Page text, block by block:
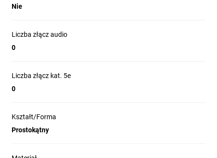
Nie
Liczba złącz audio
0
Liczba złącz kat. 5e
0
Kształt/Forma
Prostokątny